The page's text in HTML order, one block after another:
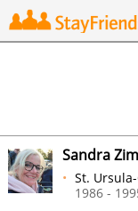
Sandra
St.
1986 -